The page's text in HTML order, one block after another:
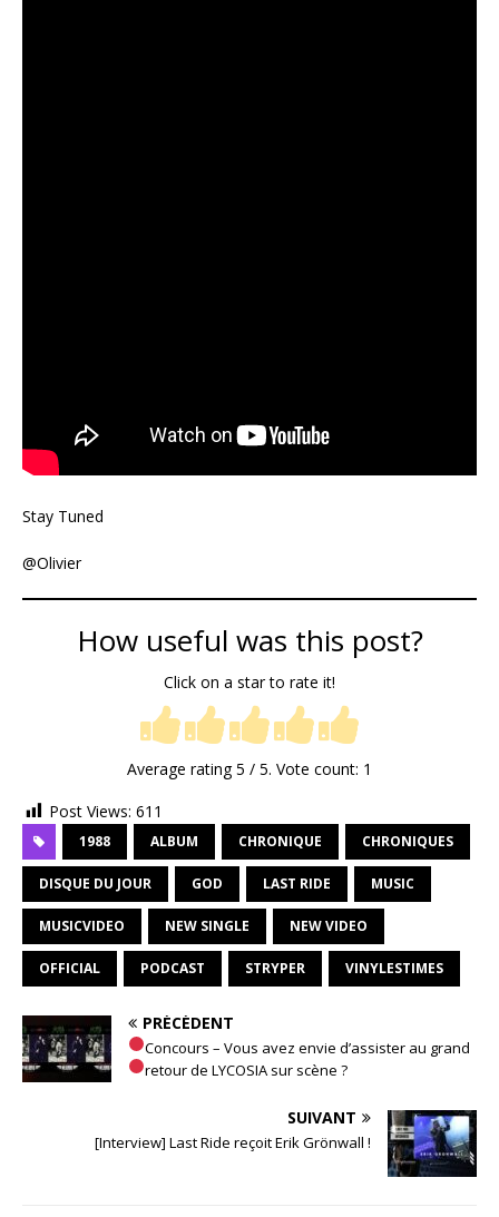
Stay Tuned
@Olivier
How useful was this post?
Click on a star to rate it!
Average rating5 / 5. Vote count: 1
Post Views: 611
1988 ALBUM CHRONIQUE CHRONIQUES
DISQUE DU JOUR GOD LAST RIDE MUSIC
MUSICVIDEO NEW SINGLE NEW VIDEO
OFFICIAL PODCAST STRYPER VINYLESTIMES
PRÉCÉDENT
Concours – Vous avez envie d’assister au grand
retour de LYCOSIA sur scène ?
SUIVANT
[Interview] Last Ride reçoit Erik Grönwall !